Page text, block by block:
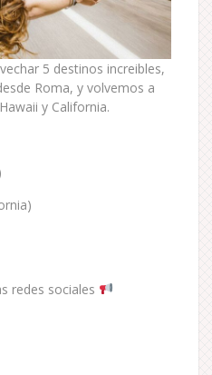
5 destinos increibles,
Roma, y volvemos a
y California.
redes sociales